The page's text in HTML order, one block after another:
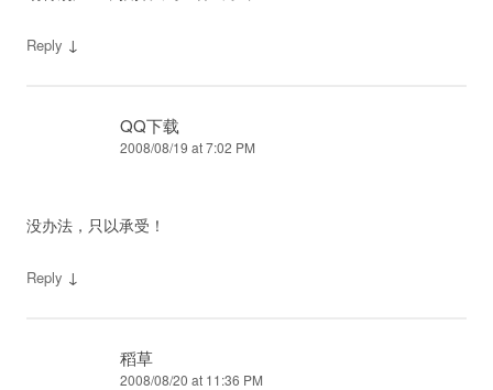
Reply ↓
QQ下载
2008/08/19 at 7:02 PM
没办法，只以承受！
Reply ↓
稻草
2008/08/20 at 11:36 PM